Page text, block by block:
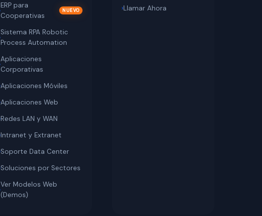
ERP para
Cooperativas
Sistema RPA Robotic
Process Automation
Aplicaciones
Corporativas
Aplicaciones Móviles
Aplicaciones Web
Redes LAN y WAN
Intranet y Extranet
Soporte Data Center
Soluciones por Sectores
Ver Modelos Web
(Demos)
Llamar Ahora